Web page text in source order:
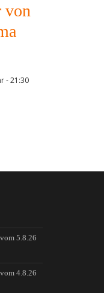
von
-21:30
5.8.26
4.8.26